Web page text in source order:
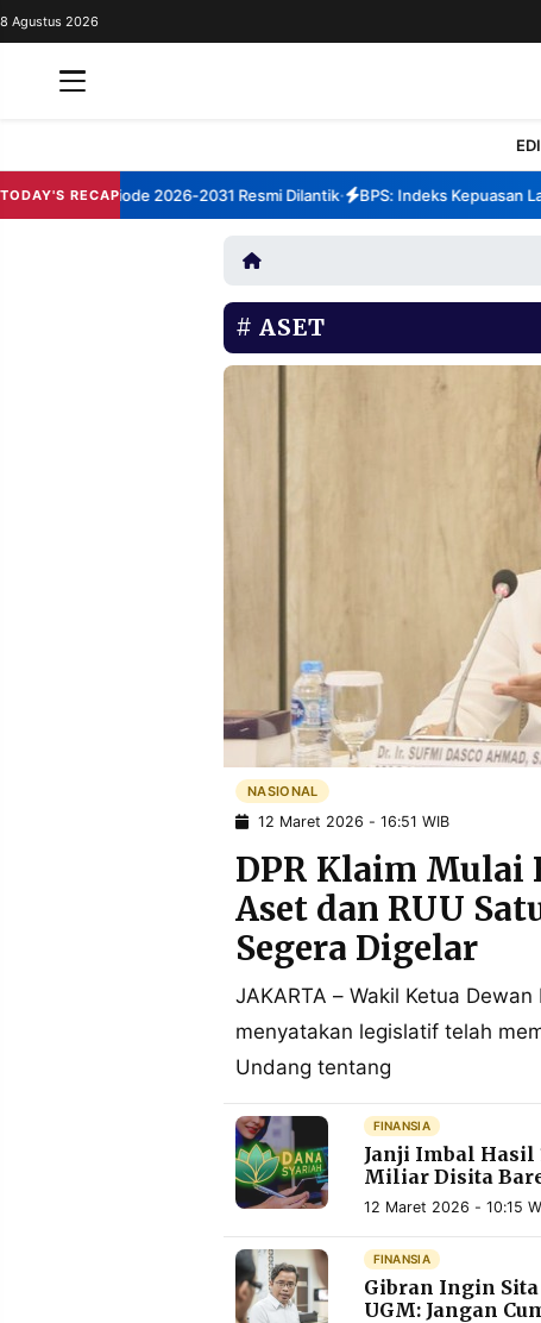
REDAKSI
PERSONA
NASIONAL
8 Agustus 2026
TODAY'S RECAPPeriode 2026-2031 Resmi Dilantik• BPS: Indeks Kepuasan
ASET
NASIONAL
12 Maret 2026 - 16:51 WIB
DPR Klaim Mulai
Aset dan RUU
Segera Digelar
JAKARTA – Wakil Ketua
menyatakan legislatif telah
Undang tentang
FINANSIA
Janji Imbal Hasil
Miliar Disita
12 Maret 2026 - 10:15
FINANSIA
Gibran Ingin Sita
UGM: Jangan